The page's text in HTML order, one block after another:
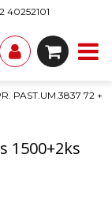
40252101
PAST.UM.3837 72 +
1500+2ks